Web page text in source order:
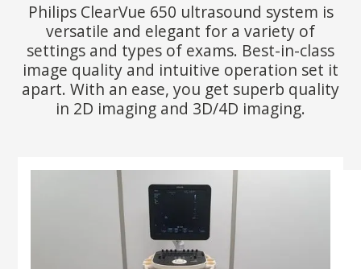
Philips ClearVue 650 ultrasound system is
versatile and elegant for a variety of
settings and types of exams. Best-in-class
image quality and intuitive operation set it
apart. With an ease, you get superb quality
in 2D imaging and 3D/4D imaging.